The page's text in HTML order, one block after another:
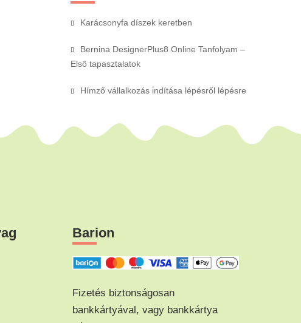
Karácsonyfa díszek keretben
Bernina DesignerPlus8 Online Tanfolyam –
Első tapasztalatok
Hímző vállalkozás indítása lépésről lépésre
Barion
Fizetés biztonságosan
bankkártyával, vagy bankkártya